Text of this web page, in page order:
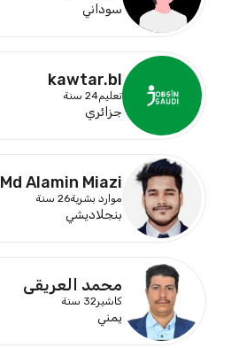
سوداني
kawtar.bl
تعليم24 سنة
جزائري
Md Alamin Miazi
موارد بشرية26 سنة
بنجلاديشي
محمد العريقي
كاشير32 سنة
يمني